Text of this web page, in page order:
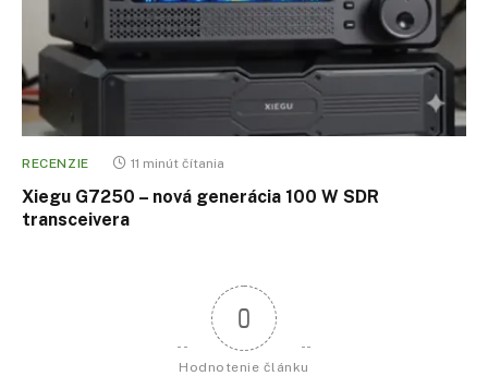
RECENZIE 11 minút čítania
Xiegu G7250 – nová generácia 100 W SDR
transceivera
0
Hodnotenie článku